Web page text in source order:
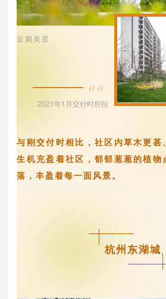
近期美景
// //
2021年1月交付时所拍
与刚交付时相比，社区内草木更甚
生机充盈着社区，郁郁葱葱的植物
落，丰盈着每一面风景。
杭州东湖城